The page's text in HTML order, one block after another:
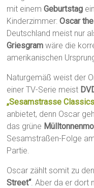
mit einemGeburtstag
Kinderzimmer:Oscar
Deutschland meist nur
Griesgram wäre die
amerikanischen
Naturgemäß weist der
einer TV-Serie meist
„Sesamstrasse
anbietet, denn Oscar
das grüne
Sesamstraßen-Folge
Partie.
Oscar zählt somit zu
Street“. Aber da er dort